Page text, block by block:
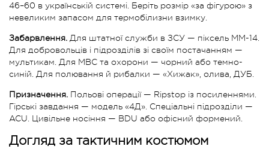
46–60 в українській системі. Беріть розмір «за фігурою» з
невеликим запасом для термобілизни взимку.
Забарвлення. Для штатної служби в ЗСУ — піксель ММ-14.
Для добровольців і підрозділів зі своїм постачанням —
мультикам. Для МВС та охорони — чорний або темно-
синій. Для полювання й рибалки — «Хижак», олива, ДУБ.
Призначення. Польові операції — Ripstop із посиленнями.
Гірські завдання — модель «4Д». Спеціальні підрозділи —
ACU. Цивільне носіння — BDU або офісний формений.
Догляд за тактичним костюмом